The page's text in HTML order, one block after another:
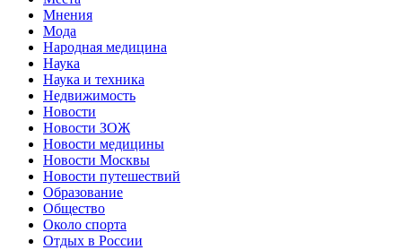
Мнения
Мода
Народная медицина
Наука
Наука и техника
Недвижимость
Новости
Новости ЗОЖ
Новости медицины
Новости Москвы
Новости путешествий
Образование
Общество
Около спорта
Отдых в России